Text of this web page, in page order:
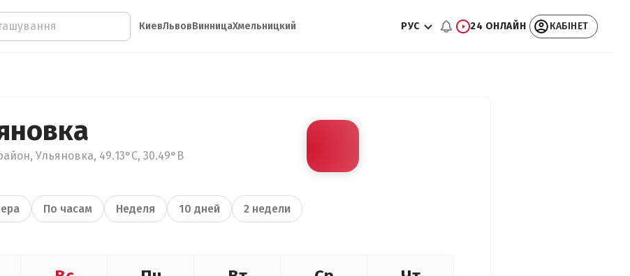
КиевЛьвовВинницаХмельницкий РУС 24 ОНЛАЙН КАБІНЕТ
Ульяновка, 49.13°С, 30.49°В
По часам Неделя 10 дней 2 недели